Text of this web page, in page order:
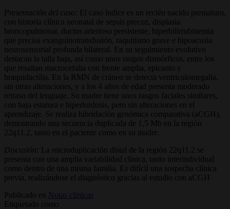
Presentación del caso:
El caso índice es un recién nacido prematuro,
con historia clínica neonatal de sepsis precoz, displasia
broncopulmonar, ductus arterioso persistente, hiperbilirrubinemia
que precisa exanguinotransfusión, raquitismo grave e hipoacusia
neurosensorial profunda bilateral. En su seguimiento evolutivo
destacan la talla baja, así como unos rasgos dismórficos, entre los
que resaltan macrocefalia con frente amplia, epicanto y
braquidactilia. En la RMN de cráneo se detecta ventriculomegalia,
sin otras alteraciones, y a los 4 años de edad presenta moderado
retraso del lenguaje. Su madre tiene unos rasgos faciales similares,
con baja estatura e hiperlordosis, pero sin alteraciones en el
aprendizaje. Se realiza hibridación genómica comparativa (aCGH),
demostrando una secuencia duplicada de 1,5 Mb en la región
22q11.2, tanto en el paciente como en su madre.
Discusión:
La microduplicación distal de la región 22q11.2 se
presenta con una amplia variabilidad clínica, tanto interindividual
como dentro de una misma familia. Es difícil una sospecha clínica
previa, realizándose el diagnóstico gracias al estudio con aCGH
Publicado en
Notas clínicas
Etiquetado como